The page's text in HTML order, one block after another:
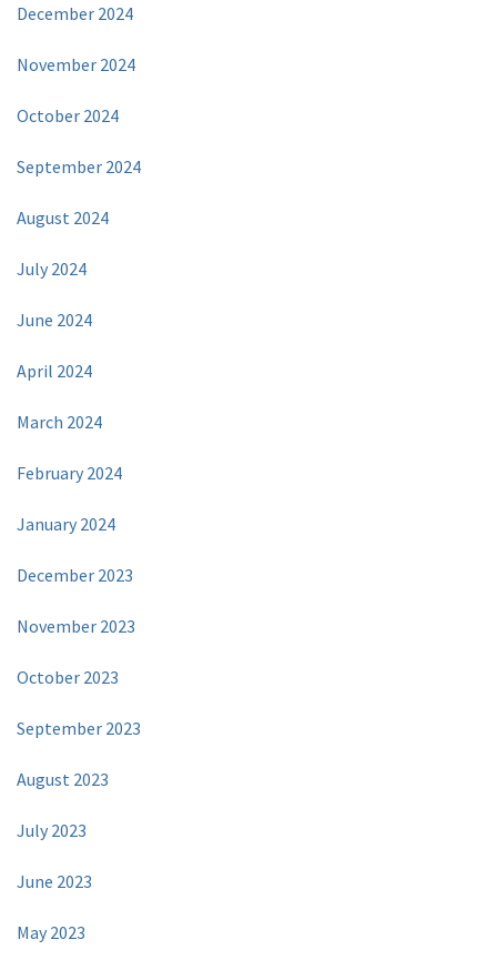
December 2024
November 2024
October 2024
September 2024
August 2024
July 2024
June 2024
April 2024
March 2024
February 2024
January 2024
December 2023
November 2023
October 2023
September 2023
August 2023
July 2023
June 2023
May 2023